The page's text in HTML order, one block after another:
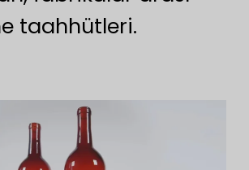
taahhütleri.